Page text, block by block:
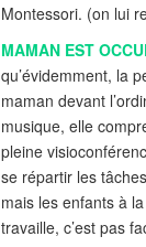
Montessori. (on lui
MAMAN EST
qu’évidemment, la
maman devant
musique, elle
pleine
se répartir les
mais les enfants à
travaille, c’est pas